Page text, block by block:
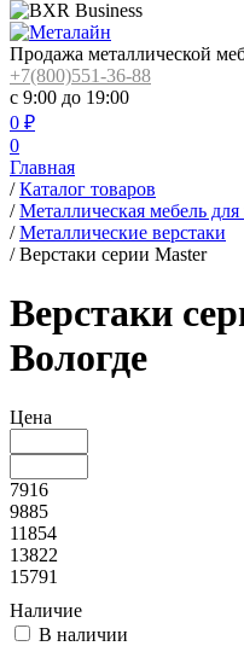
Продажа металлической
+7(800)551-36-88
с 9:00 до 19:00
0 ₽
0
Главная
/ Каталог товаров
/ Металлическая мебель для
/ Металлические верстаки
/ Верстаки серии Master
Верстаки
Вологде
Цена
7916
9885
11854
13822
15791
Наличие
В наличии